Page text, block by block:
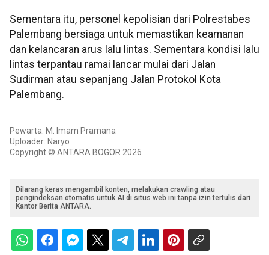
​Sementara itu, personel kepolisian dari Polrestabes
Palembang bersiaga untuk memastikan keamanan
dan kelancaran arus lalu lintas. Sementara kondisi lalu
lintas terpantau ramai lancar mulai dari Jalan
Sudirman atau sepanjang Jalan Protokol Kota
Palembang.
Pewarta: M. Imam Pramana
Uploader: Naryo
Copyright © ANTARA BOGOR 2026
Dilarang keras mengambil konten, melakukan crawling atau
pengindeksan otomatis untuk AI di situs web ini tanpa izin tertulis dari
Kantor Berita ANTARA.